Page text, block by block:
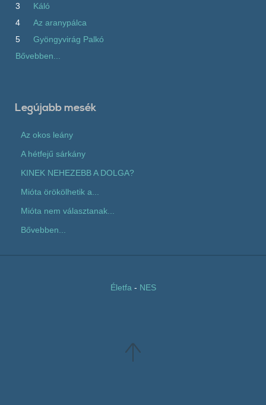
3
Káló
4
Az aranypálca
5
Gyöngyvirág Palkó
Bővebben...
Legújabb mesék
Az okos leány
A hétfejű sárkány
KINEK NEHEZEBB A DOLGA?
Mióta örökölhetik a...
Mióta nem választanak...
Bővebben...
Életfa - NES